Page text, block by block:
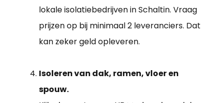
lokale isolatiebedrijven in Schaltin. Vraag
prijzen op bij minimaal 2 leveranciers. Dat
kan zeker geld opleveren.
Isoleren van dak, ramen, vloer en
spouw.